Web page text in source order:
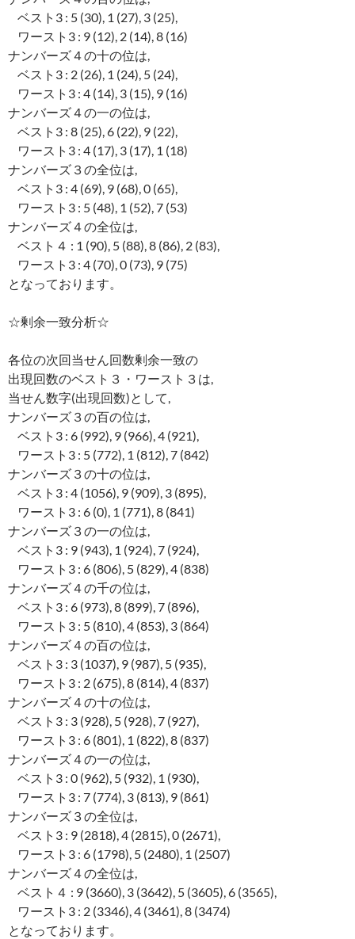
ベスト3 : 5 (30), 1 (27), 3 (25),
ワースト3 : 9 (12), 2 (14), 8 (16)
ナンバーズ４の十の位は,
ベスト3 : 2 (26), 1 (24), 5 (24),
ワースト3 : 4 (14), 3 (15), 9 (16)
ナンバーズ４の一の位は,
ベスト3 : 8 (25), 6 (22), 9 (22),
ワースト3 : 4 (17), 3 (17), 1 (18)
ナンバーズ３の全位は,
ベスト3 : 4 (69), 9 (68), 0 (65),
ワースト3 : 5 (48), 1 (52), 7 (53)
ナンバーズ４の全位は,
ベスト４ : 1 (90), 5 (88), 8 (86), 2 (83),
ワースト3 : 4 (70), 0 (73), 9 (75)
となっております。
☆剰余一致分析☆
各位の次回当せん回数剰余一致の
出現回数のベスト３・ワースト３は,
当せん数字(出現回数)として,
ナンバーズ３の百の位は,
ベスト3 : 6 (992), 9 (966), 4 (921),
ワースト3 : 5 (772), 1 (812), 7 (842)
ナンバーズ３の十の位は,
ベスト3 : 4 (1056), 9 (909), 3 (895),
ワースト3 : 6 (0), 1 (771), 8 (841)
ナンバーズ３の一の位は,
ベスト3 : 9 (943), 1 (924), 7 (924),
ワースト3 : 6 (806), 5 (829), 4 (838)
ナンバーズ４の千の位は,
ベスト3 : 6 (973), 8 (899), 7 (896),
ワースト3 : 5 (810), 4 (853), 3 (864)
ナンバーズ４の百の位は,
ベスト3 : 3 (1037), 9 (987), 5 (935),
ワースト3 : 2 (675), 8 (814), 4 (837)
ナンバーズ４の十の位は,
ベスト3 : 3 (928), 5 (928), 7 (927),
ワースト3 : 6 (801), 1 (822), 8 (837)
ナンバーズ４の一の位は,
ベスト3 : 0 (962), 5 (932), 1 (930),
ワースト3 : 7 (774), 3 (813), 9 (861)
ナンバーズ３の全位は,
ベスト3 : 9 (2818), 4 (2815), 0 (2671),
ワースト3 : 6 (1798), 5 (2480), 1 (2507)
ナンバーズ４の全位は,
ベスト４ : 9 (3660), 3 (3642), 5 (3605), 6 (3565),
ワースト3 : 2 (3346), 4 (3461), 8 (3474)
となっております。